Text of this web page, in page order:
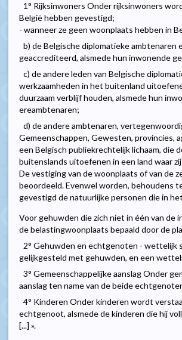
1° Rijksinwoners Onder rijksinwoners
België hebben gevestigd;
- wanneer ze geen woonplaats hebben in
b) de Belgische diplomatieke ambtenaren
geaccrediteerd, alsmede hun inwonende
c) de andere leden van Belgische
werkzaamheden in het buitenland
duurzaam verblijf houden, alsmede hun
ereambtenaren;
d) de andere ambtenaren,
Gemeenschappen, Gewesten, provincies,
een Belgisch publiekrechtelijk lichaam, die
buitenslands uitoefenen in een land waar
De vestiging van de woonplaats of van de
beoordeeld. Evenwel worden, behoudens
gevestigd de natuurlijke personen die in
Voor gehuwden die zich niet in één van de
de belastingwoonplaats bepaald door de
2° Gehuwden en echtgenoten - wettelijk
gelijkgesteld met gehuwden, en een
3° Gemeenschappelijke aanslag Onder
aanslag ten name van de beide
4° Kinderen Onder kinderen wordt
echtgenoot, alsmede de kinderen die hij
[...] ».